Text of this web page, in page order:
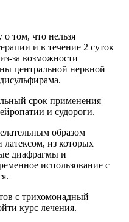
том, что нельзя
и в течение 2 суток
за возможности
центральной нервной
срок применения
и судороги.
образом
латексом, из которых
диафрагмы и
использование с
с трихомонадный
курс лечения.